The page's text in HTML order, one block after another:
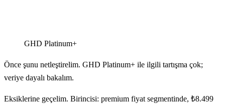
GHD Platinum+
Önce şunu netleştirelim. GHD Platinum+ ile ilgili tartışma çok;
veriye dayalı bakalım.
Eksiklerine geçelim. Birincisi: premium fiyat segmentinde, ₺8.499